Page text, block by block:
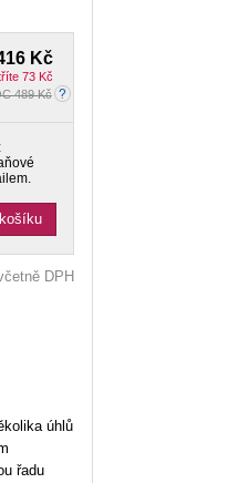
Kč
73 Kč
489 Kč
DPH
úhlů
řadu